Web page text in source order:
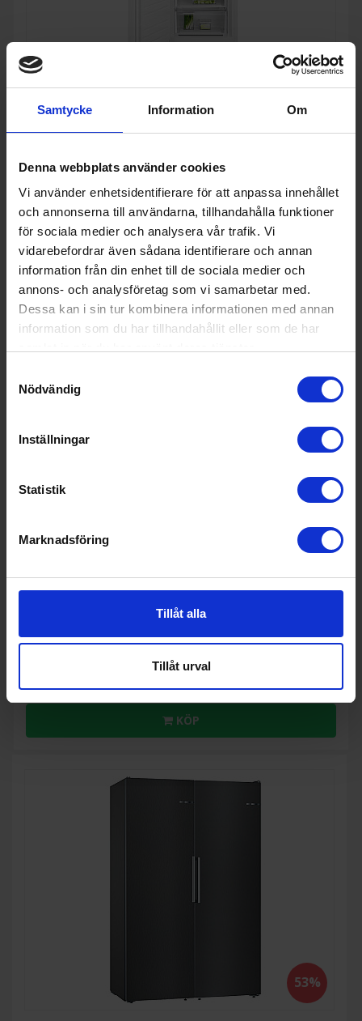
Samtycke Information Om
Denna webbplats använder cookies
Vi använder enhetsidentifierare för att anpassa innehållet
och annonserna till användarna, tillhandahålla funktioner
för sociala medier och analysera vår trafik. Vi
vidarebefordrar även sådana identifierare och annan
information från din enhet till de sociala medier och
annons- och analysföretag som vi samarbetar med.
Dessa kan i sin tur kombinera informationen med annan
information som du har tillhandahållit eller som de har
Nödvändig
Inställningar
Statistik
Marknadsföring
Tillåt alla
Tillåt urval
ElectroluxLUT2NE32W Fristående Frysskåp NoFrost
Färg: Vit
Höjd (cm): 155
KÖP
SmegFAB30RBE5
PRODUKTBLAD
No Frost: (Ja/Nej): Nej
24 595:-
KÖP
53%